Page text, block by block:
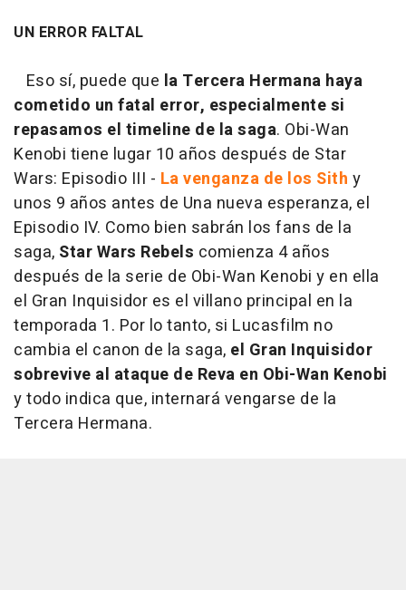
UN ERROR FALTAL
Eso sí, puede que la Tercera Hermana haya
cometido un fatal error, especialmente si
repasamos el timeline de la saga. Obi-Wan
Kenobi tiene lugar 10 años después de Star
Wars: Episodio III - La venganza de los Sith y
unos 9 años antes de Una nueva esperanza, el
Episodio IV. Como bien sabrán los fans de la
saga, Star Wars Rebels comienza 4 años
después de la serie de Obi-Wan Kenobi y en ella
el Gran Inquisidor es el villano principal en la
temporada 1. Por lo tanto, si Lucasfilm no
cambia el canon de la saga, el Gran Inquisidor
sobrevive al ataque de Reva en Obi-Wan Kenobi
y todo indica que, internará vengarse de la
Tercera Hermana.